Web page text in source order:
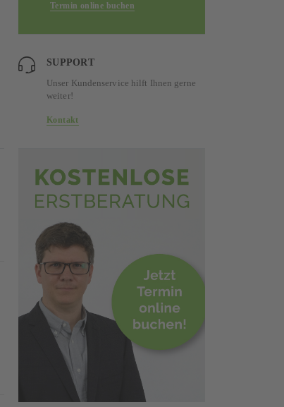
Termin online buchen
SUPPORT
Unser Kundenservice hilft Ihnen gerne
weiter!
Kontakt